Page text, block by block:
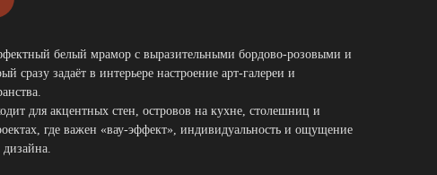
белый мрамор с выразительными бордово‑розовыми и
сразу задаёт в интерьере настроение арт‑галереи и
для акцентных стен, островов на кухне, столешниц и
где важен «вау‑эффект», индивидуальность и ощущение
дизайна.